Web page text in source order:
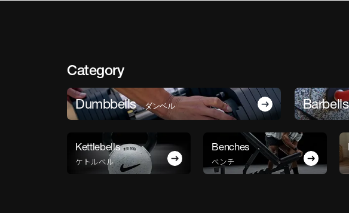
Category
Dumbbells ダンベル Barbells
Kettlebells
ケトルベル
Benches
ベンチ